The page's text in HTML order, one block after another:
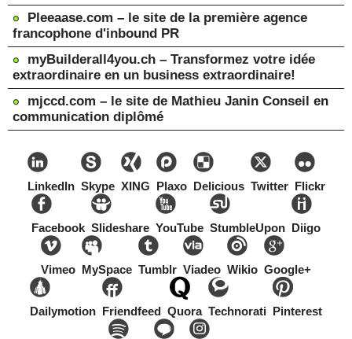
Pleeaase.com – le site de la première agence
francophone d'inbound PR
myBuilderall4you.ch – Transformez votre idée
extraordinaire en un business extraordinaire!
mjccd.com – le site de Mathieu Janin Conseil en
communication diplômé
LinkedIn Skype XING Plaxo Delicious Twitter Flickr
Facebook Slideshare YouTube StumbleUpon Diigo
Vimeo MySpace Tumblr Viadeo Wikio Google+
Dailymotion Friendfeed Quora Technorati Pinterest